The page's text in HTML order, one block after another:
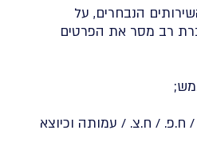
הנבחרים, על
רב מסר את הפרטים
/ ח.צ. / עמותה וכיוצא